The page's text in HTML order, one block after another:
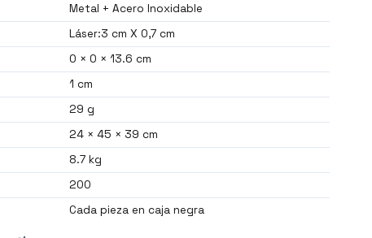
Metal + Acero Inoxidable
Láser:3 cm X 0,7 cm
0 × 0 × 13.6 cm
1 cm
29 g
24 × 45 × 39 cm
8.7 kg
200
Cada pieza en caja negra